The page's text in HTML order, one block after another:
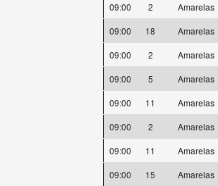
09:00
2 Amarelas
09:00
18 Amarelas
09:00
2 Amarelas
09:00
5 Amarelas
09:00
11 Amarelas
09:00
2 Amarelas
09:00
11 Amarelas
09:00
15 Amarelas